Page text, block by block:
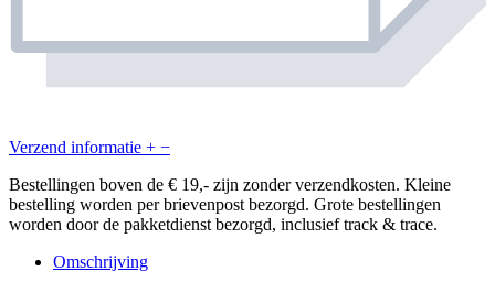
Verzend informatie + −
Bestellingen boven de € 19,- zijn zonder verzendkosten. Kleine
bestelling worden per brievenpost bezorgd. Grote bestellingen
worden door de pakketdienst bezorgd, inclusief track & trace.
Omschrijving